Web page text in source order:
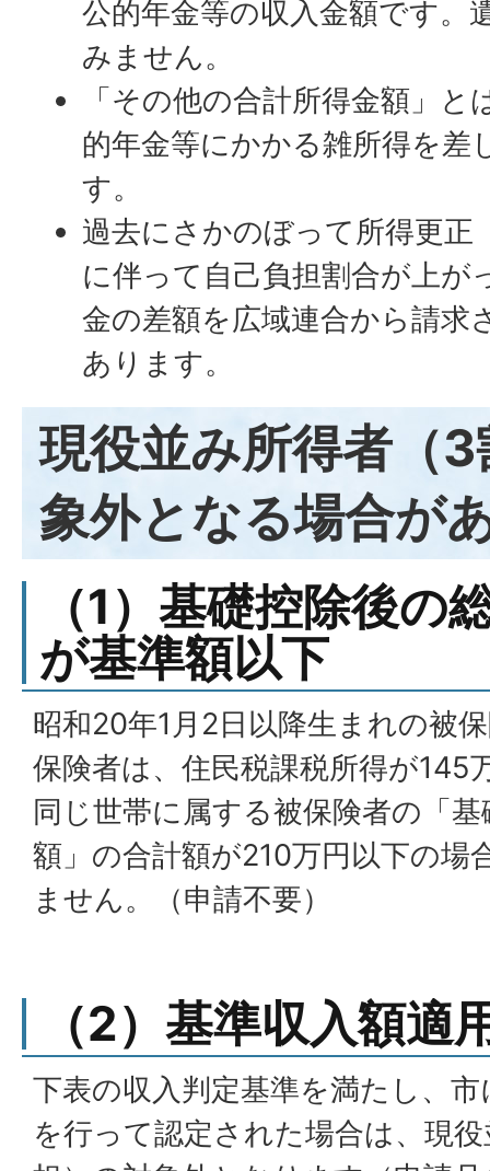
公的年金等の収入金額です。
みません。
「その他の合計所得金額」
的年金等にかかる雑所得を差
す。
過去にさかのぼって所得更正
に伴って自己負担割合が上が
金の差額を広域連合から請求
あります。
現役並み所得者（
象外となる場合が
（1）基礎控除後の
が基準額以下
昭和20年1月2日以降生まれの被
保険者は、住民税課税所得が145
同じ世帯に属する被保険者の「
額」の合計額が210万円以下の場
ません。（申請不要）
（2）基準収入額適
下表の収入判定基準を満たし、
を行って認定された場合は、現